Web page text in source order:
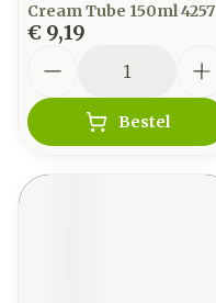
Cream Tube 150ml 4257
€ 9,19
Bestel